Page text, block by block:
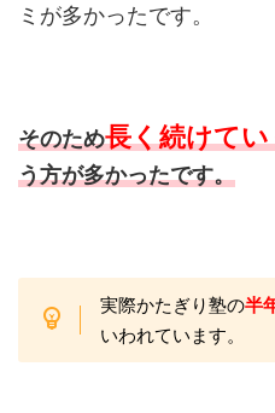
ミが多かったです。
そのため長く続けて
う方が多かったです。
実際かたぎり塾の半
いわれています。